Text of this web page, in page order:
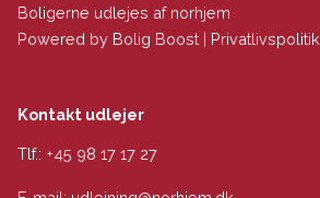
Boligerne udlejes af norhjem
Powered by Bolig Boost | Privatlivspolitik
Kontakt udlejer
Tlf.: +45 98 17 17 27